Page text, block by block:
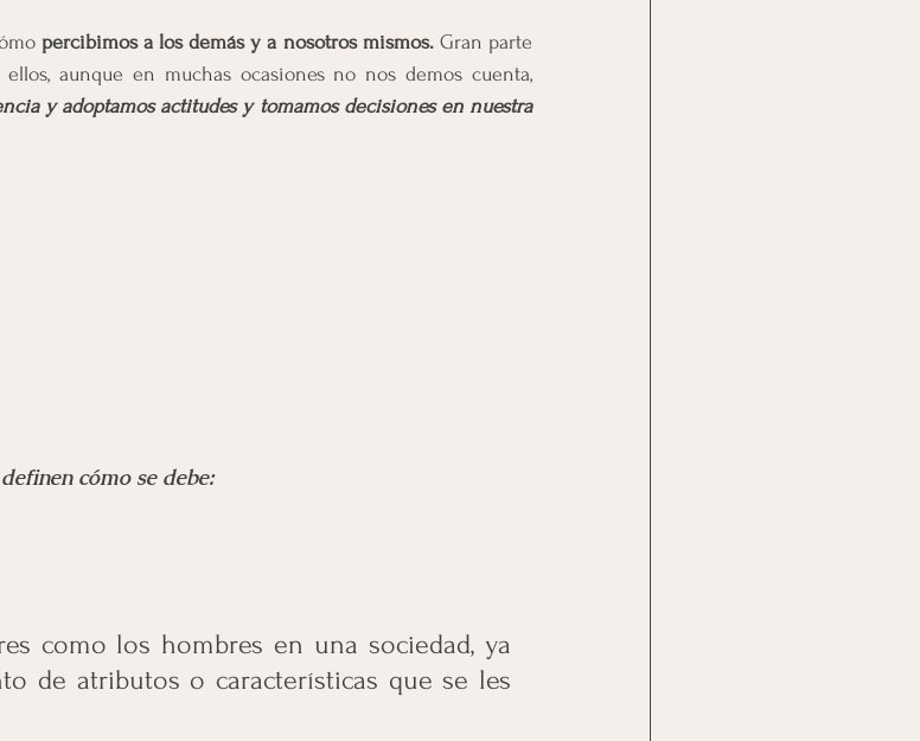
percibimos a los demás y a nosotros mismos. Gran parte
aunque en muchas ocasiones no nos demos cuenta,
y adoptamos actitudes y tomamos decisiones en nuestra
cómo se debe:
como los hombres en una sociedad, ya
de atributos o características que se les